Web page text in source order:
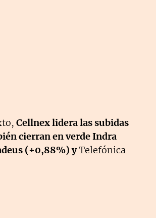
Cellnex lidera las subidas
cierran en verde Indra
(+0,88%) yTelefónica